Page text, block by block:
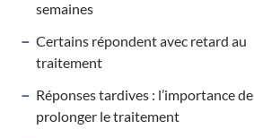
semaines
Certains répondent avec retard au
traitement
Réponses tardives : l’importance de
prolonger le traitement